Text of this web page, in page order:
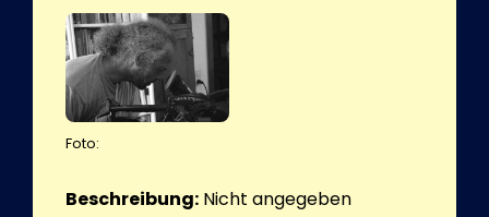
Foto:
Beschreibung: Nicht angegeben